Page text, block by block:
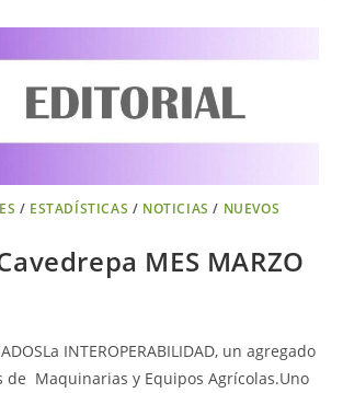
/ ESTADÍSTICAS / NOTICIAS / NUEVOS
MES MARZO
INTEROPERABILIDAD, un agregado
de Maquinarias y Equipos Agrícolas.Uno